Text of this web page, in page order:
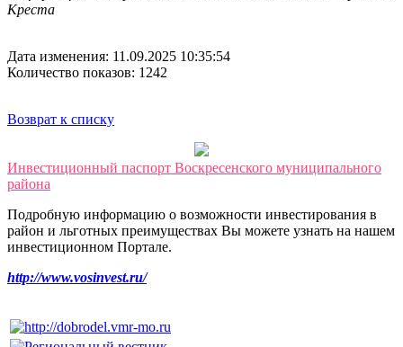
Креста
Дата изменения: 11.09.2025 10:35:54
Количество показов: 1242
Возврат к списку
Инвестиционный паспорт Воскресенского муниципального
района
Подробную информацию о возможности инвестирования в
район и льготных преимуществах Вы можете узнать на нашем
инвестиционном Портале.
http://www.vosinvest.ru/